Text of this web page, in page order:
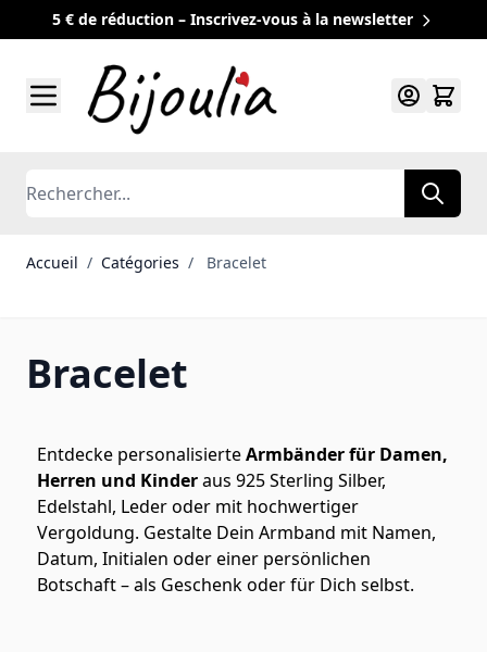
5 € de réduction – Inscrivez-vous à la newsletter
Rechercher
Accueil / Catégories / Bracelet
Bracelet
Entdecke personalisierteArmbänder für Damen,
Herren und Kinderaus 925 Sterling Silber,
Edelstahl, Leder oder mit hochwertiger
Vergoldung. Gestalte Dein Armband mit Namen,
Datum, Initialen oder einer persönlichen
Botschaft – als Geschenk oder für Dich selbst.